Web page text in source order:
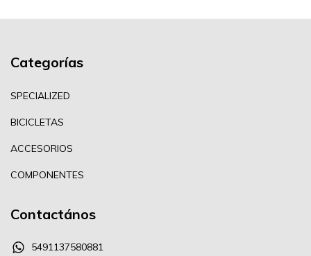
Categorías
SPECIALIZED
BICICLETAS
ACCESORIOS
COMPONENTES
Contactános
5491137580881